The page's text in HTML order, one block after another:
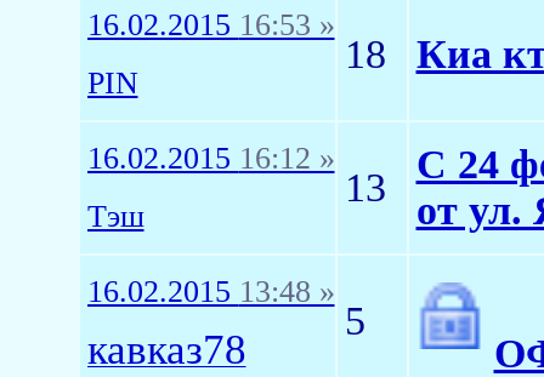
16.02.2015 16:53 »
PIN
18 Киа
16.02.2015 16:12 »
Тэш
13
С 24
от ул.
16.02.2015 13:48 »
кавказ78
5